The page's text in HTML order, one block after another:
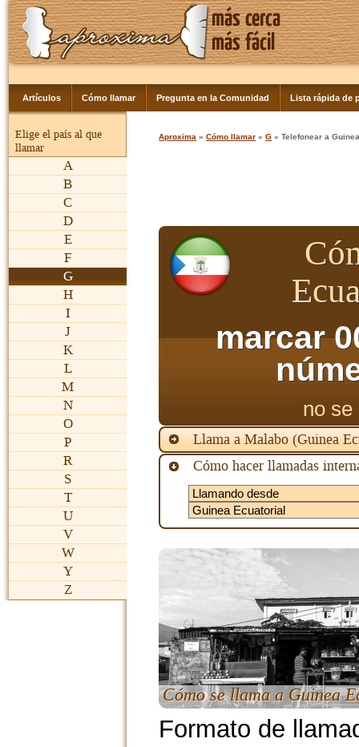
Artículos Cómo llamar Pregunta en la Comunidad Lista rápida de
Elige el país al que
llamar
A
B
C
D
E
F
G
H
I
J
K
L
M
N
O
P
R
S
T
U
V
W
Y
Z
Aproxima »Cómo llamar »G » Telefonear a
marcar
no
Llama a Malabo (Guinea
Cómo hacer llamadas
Cómo se llama a Guinea
Formato de